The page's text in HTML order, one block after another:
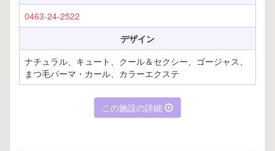
0463-24-2522
デザイン
ナチュラル、キュート、クール＆セクシー、ゴージャス、
まつ毛パーマ・カール、カラーエクステ
この施設の詳細